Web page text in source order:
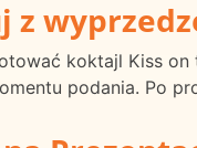
z
koktajl Kiss
podania. Po